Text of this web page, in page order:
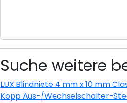
Suche weitere
LUX Blindniete 4 mm x 10 mm
Kopp Aus-/Wechselschalter-